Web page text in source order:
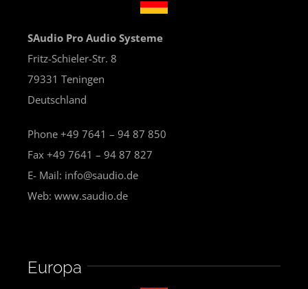
SAudio Pro Audio Systeme
Fritz-Schieler-Str. 8
79331 Teningen
Deutschland
Phone +49 7641 – 94 87 850
Fax +49 7641 – 94 87 827
E- Mail: info@saudio.de
Web: www.saudio.de
Europa